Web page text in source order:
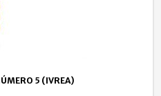
5 (IVREA)